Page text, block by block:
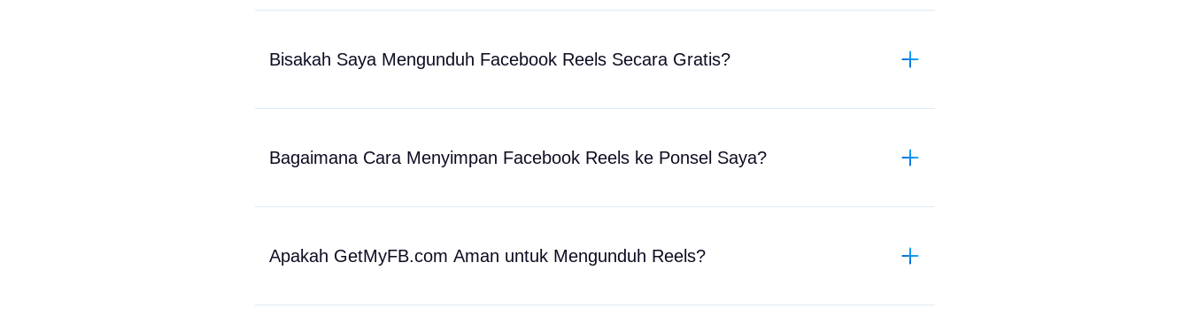
Bisakah Saya Mengunduh Facebook Reels Secara Gratis?
Bagaimana Cara Menyimpan Facebook Reels ke Ponsel Saya?
Apakah GetMyFB.com Aman untuk Mengunduh Reels?